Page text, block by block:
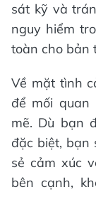
sát kỹ và
nguy hiểm
toàn cho bản
Về mặt tình
để mối quan
mẽ. Dù bạn
đặc biệt, bạn
sẻ cảm xúc
bên cạnh,